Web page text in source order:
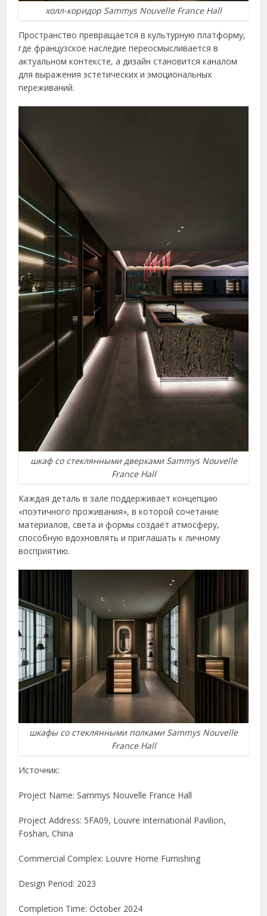
холл-коридор Sammys Nouvelle France Hall
Пространство превращается в культурную платформу,
где французское наследие переосмысливается в
актуальном контексте, а дизайн становится каналом
для выражения эстетических и эмоциональных
переживаний.
шкаф со стеклянными дверками Sammys Nouvelle
France Hall
Каждая деталь в зале поддерживает концепцию
«поэтичного проживания», в которой сочетание
материалов, света и формы создаёт атмосферу,
способную вдохновлять и приглашать к личному
восприятию.
шкафы со стеклянными полками Sammys Nouvelle
France Hall
Источник:
Project Name: Sammys Nouvelle France Hall
Project Address: 5FA09, Louvre International Pavilion,
Foshan, China
Commercial Complex: Louvre Home Furnishing
Design Period: 2023
Completion Time: October 2024